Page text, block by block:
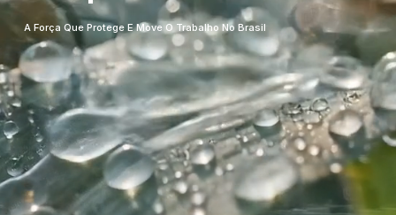
A Força Que Protege E Move O Trabalho No Brasil